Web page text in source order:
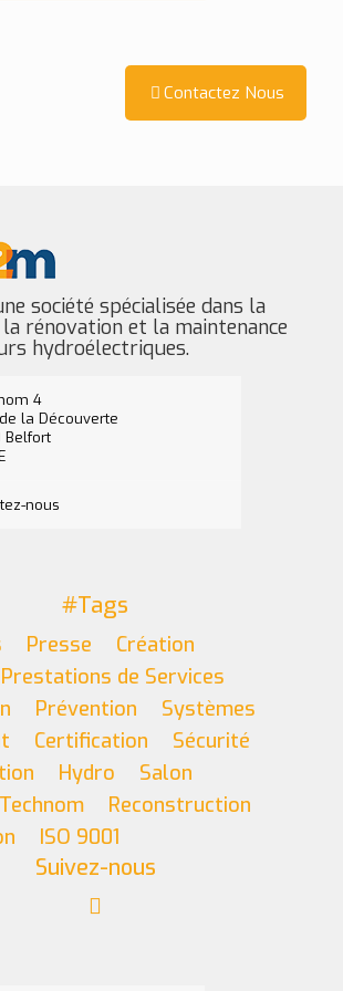
Contactez Nous
société spécialisée dans la
rénovation et la maintenance
hydroélectriques.
4
de la Découverte
nous
#Tags
Presse
Création
Prestations de Services
Prévention
Systèmes
Certification
Sécurité
Hydro
Salon
Technom
Reconstruction
ISO 9001
Suivez-nous